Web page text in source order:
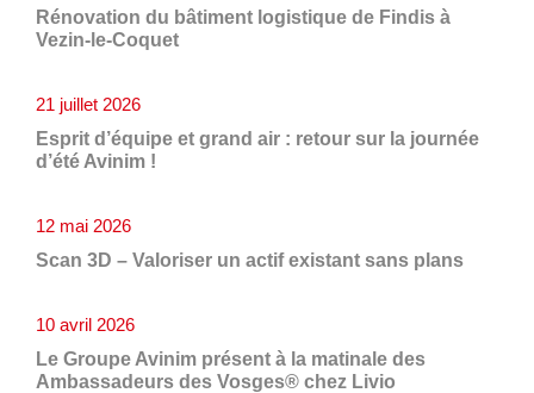
Rénovation du bâtiment logistique de Findis à
Vezin-le-Coquet
Esprit d’équipe et grand air : retour sur la journée
d’été Avinim !
21 juillet 2026
Scan 3D – Valoriser un actif existant sans plans
12 mai 2026
Le Groupe Avinim présent à la matinale des
Ambassadeurs des Vosges® chez Livio
10 avril 2026